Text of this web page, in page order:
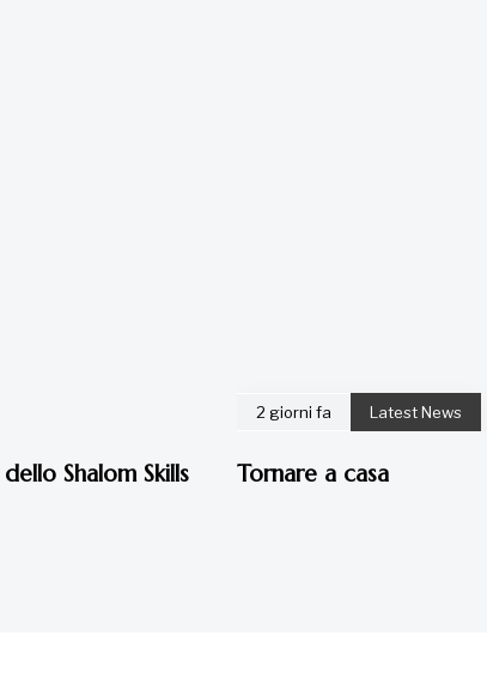
Shalom Skills
2 giorni fa Latest News
Tornare a casa